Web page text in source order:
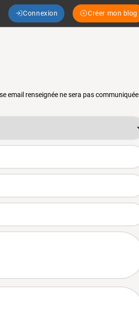
Connexion Créer mon blog
email renseignée ne sera pas communiquée